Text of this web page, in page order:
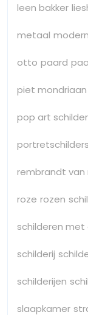
leen bakker
metaal modern
otto paard
piet mondriaan
pop art
portretschilders
rembrandt van
roze rozen
schilderen met
schilderij
schilderijen
slaapkamer